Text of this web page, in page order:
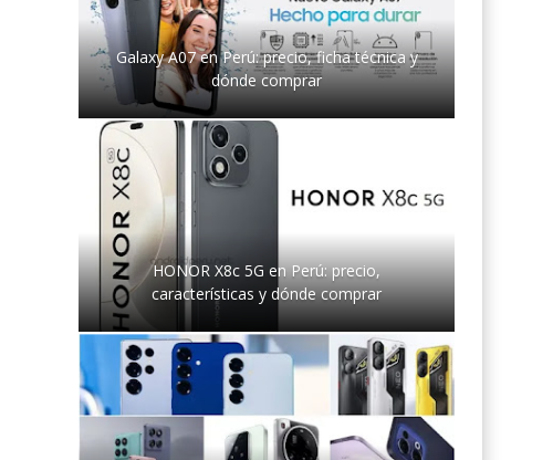
Galaxy A07 en Perú: precio, ficha técnica y
dónde comprar
HONOR X8c 5G en Perú: precio,
características y dónde comprar